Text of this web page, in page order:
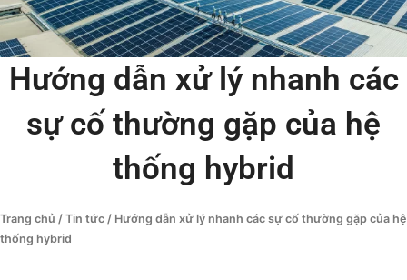
Hướng dẫn xử lý nhanh các
sự cố thường gặp của hệ
thống hybrid
Trang chủ / Tin tức / Hướng dẫn xử lý nhanh các sự cố thường gặp của hệ
thống hybrid